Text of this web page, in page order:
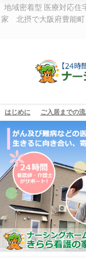
地域密着型 医療対応住
家 北摂で大阪府豊能町
はじめに ご入居までの